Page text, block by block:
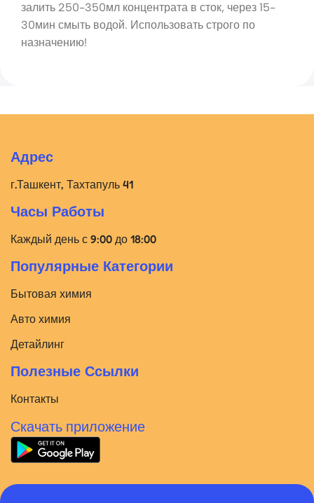
залить 250-350мл концентрата в сток, через 15-
30мин смыть водой. Использовать строго по
назначению!
Адрес
г.Ташкент, Тахтапуль 41
Часы Работы
Каждый день с 9:00 до 18:00
Популярные Категории
Бытовая химия
Авто химия
Детайлинг
Полезные Ссылки
Контакты
Скачать приложение